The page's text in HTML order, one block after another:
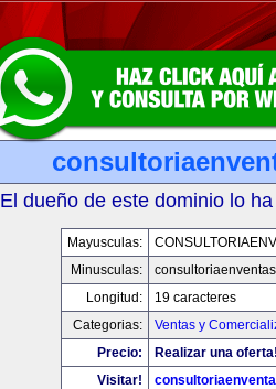
El dueño de este dominio lo
Mayusculas:
Minusculas:
Longitud:
19 caracteres
Categorias:
Ventas y
Precio:
Realizar una
Visitar!